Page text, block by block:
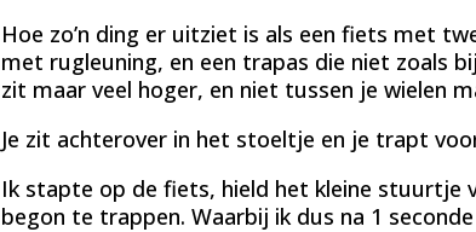
Hoe zo’n ding er uitziet is als een fiets met
met rugleuning, en een trapas die niet zoals
zit maar veel hoger, en niet tussen je wielen
Je zit achterover in het stoeltje en je trapt
Ik stapte op de fiets, hield het kleine stuurtje
begon te trappen. Waarbij ik dus na 1